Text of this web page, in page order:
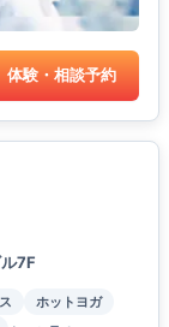
体験・相談予約
7F
ホットヨガ